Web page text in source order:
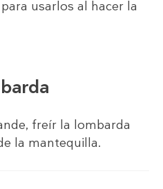
usarlos al hacer la
freír la lombarda
la mantequilla.